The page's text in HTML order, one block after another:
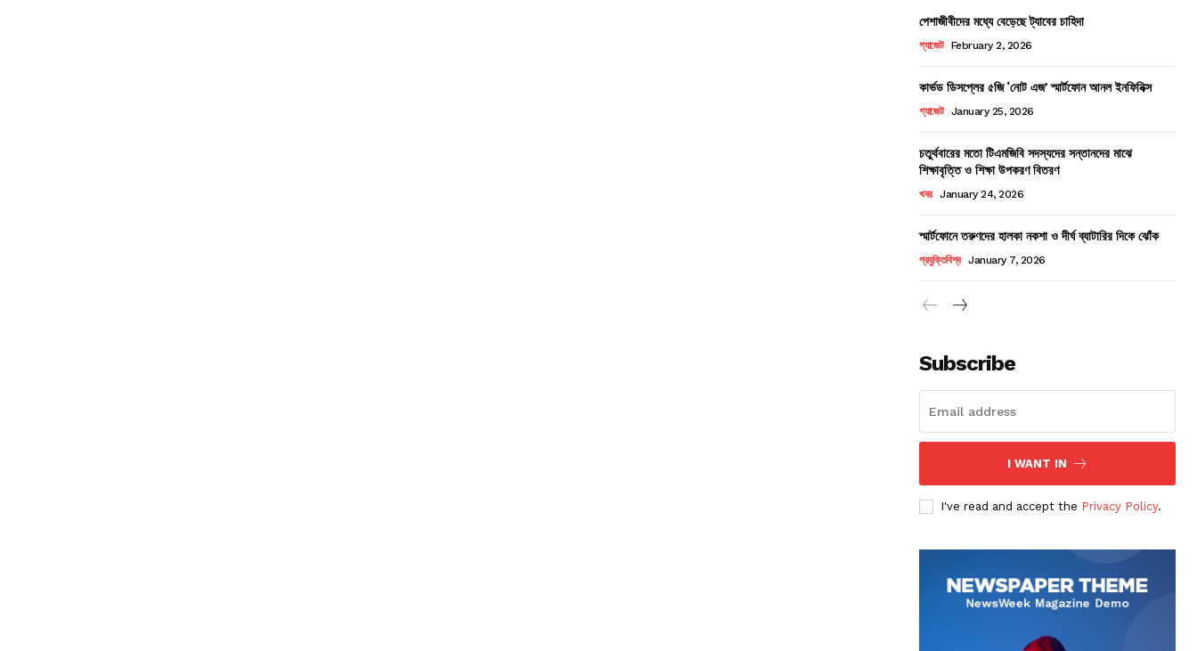
পেশাজীবীদের মধ্যে বেড়েছে ট্যাবের চাহিদা
গ্যাজেট February 2, 2026
কার্ভড ডিসপ্লের ৫জি ‘নোট এজ’ স্মার্টফোন আনল ইনফিনিক্স
গ্যাজেট January 25, 2026
চতুর্থবারের মতো টিএমজিবি সদস্যদের সন্তানদের মাঝে
শিক্ষাবৃত্তি ও শিক্ষা উপকরণ বিতরণ
খবর January 24, 2026
স্মার্টফোনে তরুণদের হালকা নকশা ও দীর্ঘ ব্যাটারির দিকে ঝোঁক
প্রযুক্তিবিশ্ব January 7, 2026
Subscribe
I WANT IN
I've read and accept the Privacy Policy.